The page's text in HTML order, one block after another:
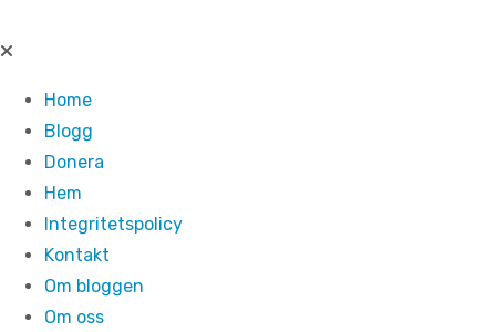
till
Home
Blogg
Donera
Hem
Integritetspolicy
Kontakt
Om bloggen
Om oss